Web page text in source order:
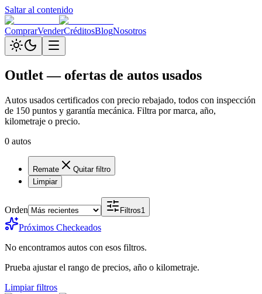
Saltar al contenido
ComprarVenderCréditosBlogNosotros
Outlet — ofertas de autos usados
Autos usados certificados con precio rebajado, todos con inspección
de 150 puntos y garantía mecánica. Filtra por marca, año,
kilometraje o precio.
0 autos
Remate
Quitar filtro
Limpiar
Orden Filtros1
Próximos Checkeados
No encontramos autos con esos filtros.
Prueba ajustar el rango de precios, año o kilometraje.
Limpiar filtros